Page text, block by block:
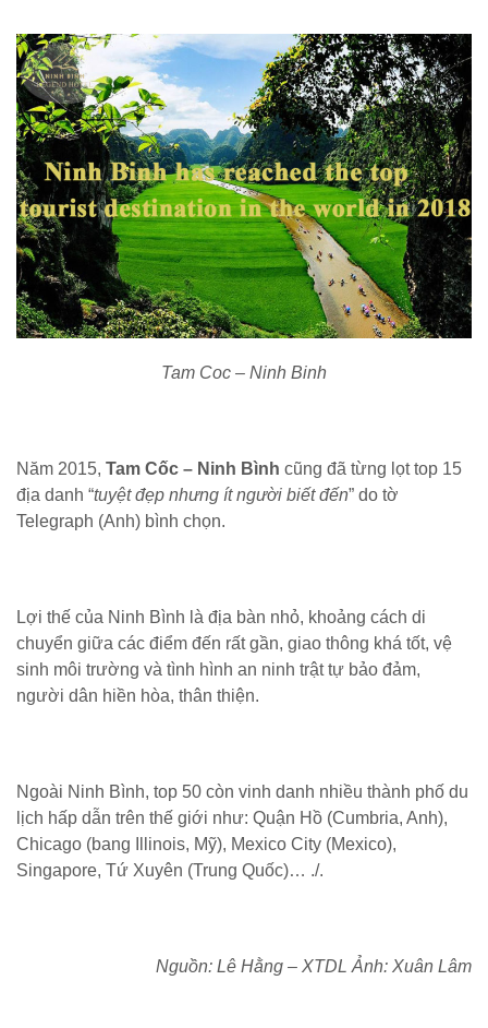
Tam Coc – Ninh Binh
Năm 2015, Tam Cốc – Ninh Bình cũng đã từng lọt top 15
địa danh “tuyệt đẹp nhưng ít người biết đến” do tờ
Telegraph (Anh) bình chọn.
Lợi thế của Ninh Bình là địa bàn nhỏ, khoảng cách di
chuyển giữa các điểm đến rất gần, giao thông khá tốt, vệ
sinh môi trường và tình hình an ninh trật tự bảo đảm,
người dân hiền hòa, thân thiện.
Ngoài Ninh Bình, top 50 còn vinh danh nhiều thành phố du
lịch hấp dẫn trên thế giới như: Quận Hồ (Cumbria, Anh),
Chicago (bang Illinois, Mỹ), Mexico City (Mexico),
Singapore, Tứ Xuyên (Trung Quốc)… ./.
Nguồn: Lê Hằng – XTDL Ảnh: Xuân Lâm